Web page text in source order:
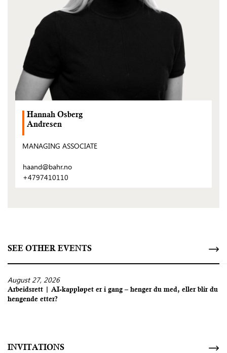
Hannah Osberg
Andresen
MANAGING ASSOCIATE
haand@bahr.no
+4797410110
SEE OTHER EVENTS
August 27, 2026
Arbeidsrett | AI-kappløpet er i gang – henger du med, eller blir du
hengende etter?
INVITATIONS